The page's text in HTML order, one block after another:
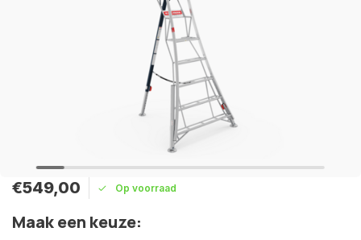
€549,00 Op voorraad
Maak een keuze: